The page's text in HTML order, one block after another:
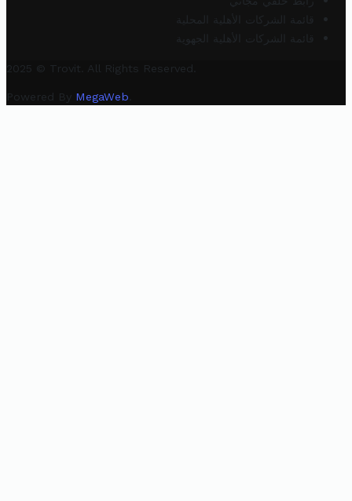
قائمة الشركات الأهلية المحلية
قائمة الشركات الأهلية الجهوية
2025 © Trovit. All Rights Reserved.
Powered By MegaWeb